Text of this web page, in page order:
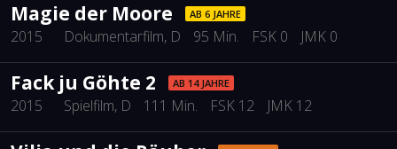
Magie der Moore AB 6 JAHRE
2015 Dokumentarfilm, D 95 Min. FSK 0 JMK 0
Fack ju Göhte 2 AB 14 JAHRE
2015 Spielfilm, D 111 Min. FSK 12 JMK 12